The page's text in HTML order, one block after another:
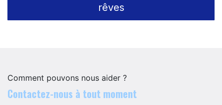
rêves
Comment pouvons nous aider ?
Contactez-nous à tout moment